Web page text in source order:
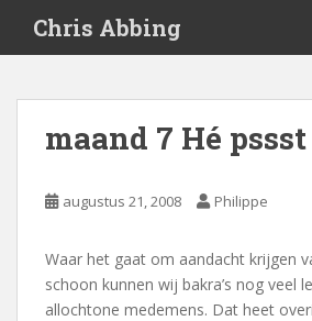
i
Chris Abbing
maand 7 Hé pssst
augustus 21, 2008 Philippe
Waar het gaat om aandacht krijgen
schoon kunnen wij bakra’s nog veel
allochtone medemens. Dat heet